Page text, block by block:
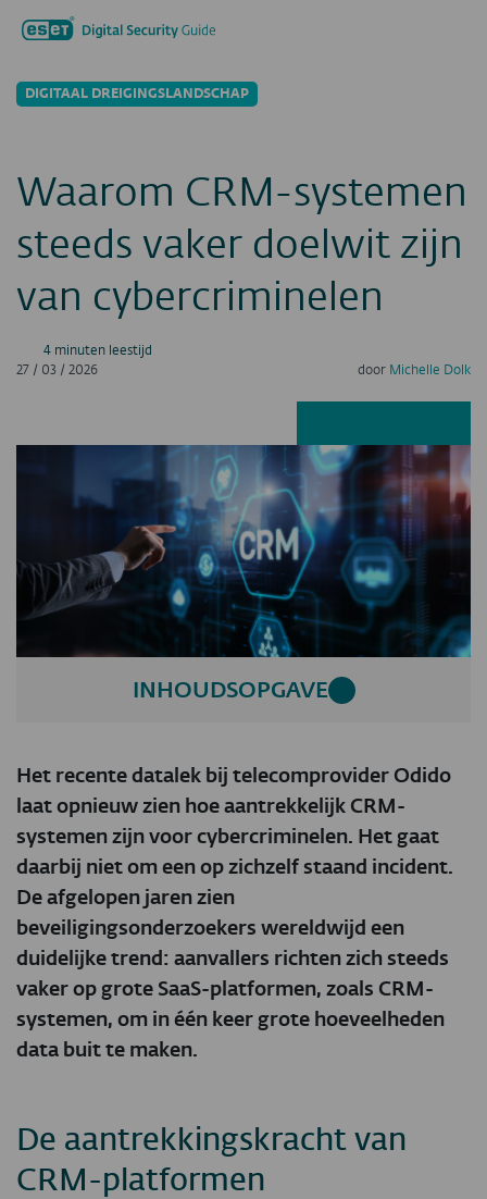
DIGITAAL DREIGINGSLANDSCHAP
Waarom CRM-systemen
steeds vaker doelwit zijn
van cybercriminelen
4 minuten leestijd
27 / 03 / 2026
door Michelle Dolk
INHOUDSOPGAVE
Het recente datalek bij telecomprovider Odido
laat opnieuw zien hoe aantrekkelijk CRM-
systemen zijn voor cybercriminelen. Het gaat
daarbij niet om een op zichzelf staand incident.
De afgelopen jaren zien
beveiligingsonderzoekers wereldwijd een
duidelijke trend: aanvallers richten zich steeds
vaker op grote SaaS-platformen, zoals CRM-
systemen, om in één keer grote hoeveelheden
data buit te maken.
De aantrekkingskracht van
CRM-platformen